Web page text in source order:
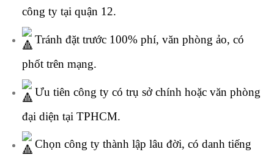
công ty tại quận 12.
Tránh đặt trước 100% phí, văn phòng ảo, có
phốt trên mạng.
Ưu tiên công ty có trụ sở chính hoặc văn phòng
đại diện tại TPHCM.
Chọn công ty thành lập lâu đời, có danh tiếng